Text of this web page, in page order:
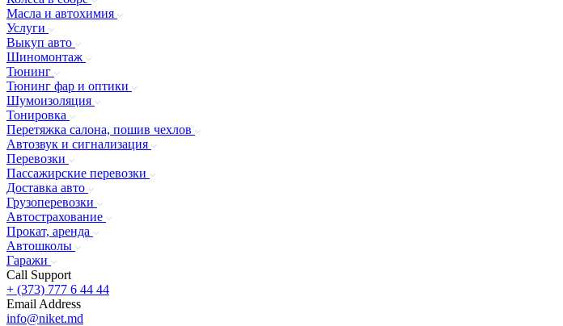
Масла и автохимия
Услуги
Выкуп авто
Шиномонтаж
Тюнинг
Тюнинг фар и оптики
Шумоизоляция
Тонировка
Перетяжка салона, пошив чехлов
Автозвук и сигнализация
Перевозки
Пассажирские перевозки
Доставка авто
Грузоперевозки
Автострахование
Прокат, аренда
Автошколы
Гаражи
Call Support
+ (373) 777 6 44 44
Email Address
info@niket.md